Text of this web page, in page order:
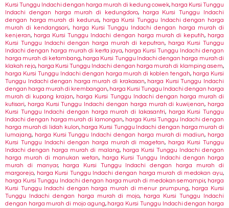
Kursi Tunggu Indachi dengan harga murah di kedung cowek, harga Kursi Tunggu
Indachi dengan harga murah di kedungdoro,
harga Kursi Tunggu Indachi
dengan harga murah di kedurus,
harga Kursi Tunggu Indachi dengan harga
murah di kendangsari,
harga Kursi Tunggu Indachi dengan harga murah di
kenjeran, harga Kursi Tunggu Indachi dengan harga murah di keputih, harga
Kursi Tunggu Indachi dengan harga murah di keputran,
harga Kursi Tunggu
Indachi dengan harga murah di kerta jaya, harga Kursi Tunggu Indachi dengan
harga murah di ketambang, harga Kursi Tunggu Indachi dengan harga murah di
klakah rejo, harga Kursi Tunggu Indachi dengan harga murah di klamping asem,
harga Kursi Tunggu Indachi dengan harga murah di koblen tengah, harga Kursi
Tunggu Indachi dengan harga murah di krakasan, harga Kursi Tunggu Indachi
dengan harga murah di krembangan, harga Kursi Tunggu Indachi dengan harga
murah di kupang krajan, harga Kursi Tunggu Indachi dengan harga murah di
kutisari, harga Kursi Tunggu Indachi dengan harga murah di kuwijenan, harga
Kursi Tunggu Indachi dengan harga murah di lakasantri,
harga Kursi Tunggu
Indachi dengan harga murah di lamongan, harga Kursi Tunggu Indachi dengan
harga murah di lidah kulon, harga Kursi Tunggu Indachi dengan harga murah di
lumajang, harga Kursi Tunggu Indachi dengan harga murah di madiun, harga
Kursi Tunggu Indachi dengan harga murah di magetan,
harga Kursi Tunggu
Indachi dengan harga murah di malang, harga Kursi Tunggu Indachi dengan
harga murah di manukan wetan,
harga Kursi Tunggu Indachi dengan harga
murah di manyar,
harga Kursi Tunggu Indachi dengan harga murah di
margorejo, harga Kursi Tunggu Indachi dengan harga murah di medokan ayu,
harga Kursi Tunggu Indachi dengan harga murah di medokan semampir, harga
Kursi Tunggu Indachi dengan harga murah di menur prumpung, harga Kursi
Tunggu Indachi dengan harga murah di mojo,
harga Kursi Tunggu Indachi
dengan harga murah di mojo agung, harga Kursi Tunggu Indachi dengan harga